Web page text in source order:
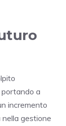
a
incremento
gestione